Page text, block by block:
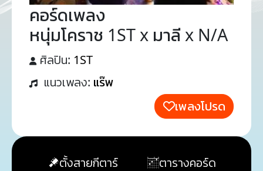
คอร์ดเพลง
หนุ่มโคราช 1ST x มาลี x N/A
ศิลปิน: 1ST
แนวเพลง: แร๊พ
เพลงโปรด
ตั้งสายกีตาร์
ตารางคอร์ด